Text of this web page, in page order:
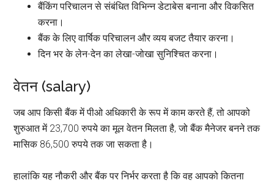
बैंकिंग परिचालन से संबंधित विभिन्न डेटाबेस बनाना और विकसित
करना।
बैंक के लिए वार्षिक परिचालन और व्यय बजट तैयार करना।
दिन भर के लेन-देन का लेखा-जोखा सुनिश्चित करना।
वेतन (salary)
जब आप किसी बैंक में पीओ अधिकारी के रूप में काम करते हैं, तो आपको
शुरुआत में 23,700 रुपये का मूल वेतन मिलता है, जो बैंक मैनेजर बनने तक
मासिक 86,500 रुपये तक जा सकता है।
हालांकि यह नौकरी और बैंक पर निर्भर करता है कि वह आपको कितना